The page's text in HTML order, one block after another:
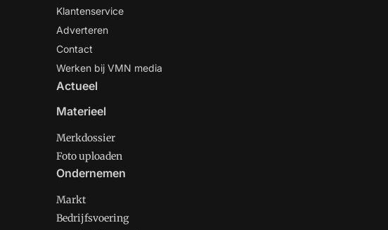
Klantenservice
Adverteren
Contact
Werken bij VMN media
Actueel
Materieel
Merkdossier
Foto uploaden
Ondernemen
Markt
Bedrijfsvoering